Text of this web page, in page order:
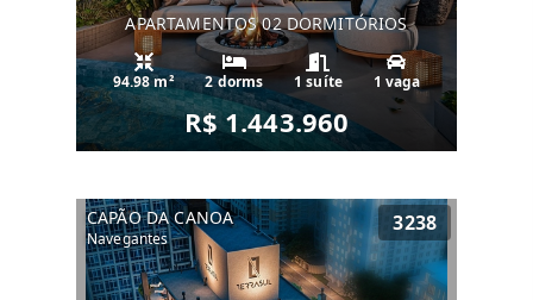
APARTAMENTOS 02 DORMITÓRIOS
94.98 m² 2 dorms 1 suíte 1 vaga
R$ 1.443.960
CAPÃO DA CANOA
Navegantes
3238